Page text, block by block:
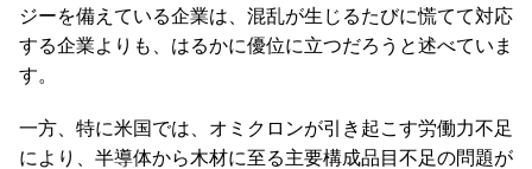
ジーを備えている企業は、混乱が生じるたびに慌てて対応
する企業よりも、はるかに優位に立つだろうと述べていま
す。
一方、特に米国では、オミクロンが引き起こす労働力不足
により、半導体から木材に至る主要構成品目不足の問題が